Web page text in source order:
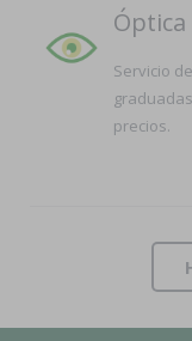
Óptica
Servicio
precios.